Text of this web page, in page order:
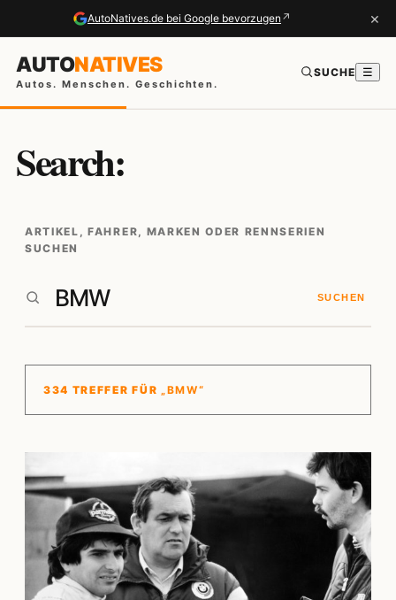
AutoNatives.de bei Google bevorzugen ↗ ×
AUTONATIVES
Autos. Menschen. Geschichten.
SUCHE ☰
Search:
ARTIKEL, FAHRER, MARKEN ODER RENNSERIEN
SUCHEN
SUCHEN
334 TREFFER FÜR „BMW“